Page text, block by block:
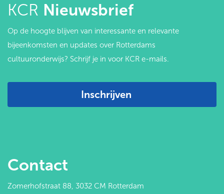
KCR Nieuwsbrief
Op de hoogte blijven van interessante en relevante
bijeenkomsten en updates over Rotterdams
cultuuronderwijs? Schrijf je in voor KCR e-mails.
Inschrijven
Contact
Zomerhofstraat 88, 3032 CM Rotterdam